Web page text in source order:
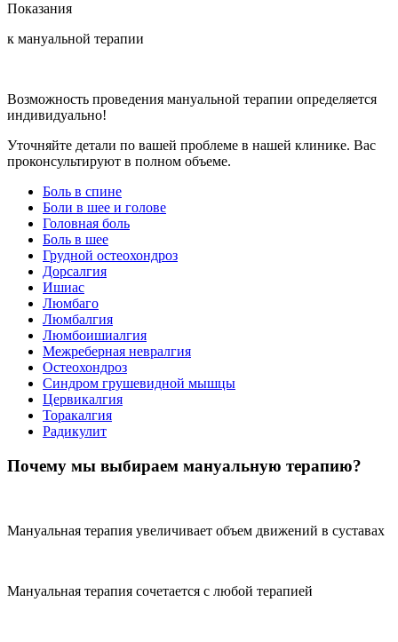
Показания
к мануальной терапии
Возможность проведения мануальной терапии определяется
индивидуально!
Уточняйте детали по вашей проблеме в нашей клинике. Вас
проконсультируют в полном объеме.
Боль в спине
Боли в шее и голове
Головная боль
Боль в шее
Грудной остеохондроз
Дорсалгия
Ишиас
Люмбаго
Люмбалгия
Люмбоишиалгия
Межреберная невралгия
Остеохондроз
Синдром грушевидной мышцы
Цервикалгия
Торакалгия
Радикулит
Почему мы выбираем мануальную терапию?
Мануальная терапия увеличивает объем движений в суставах
Мануальная терапия сочетается с любой терапией